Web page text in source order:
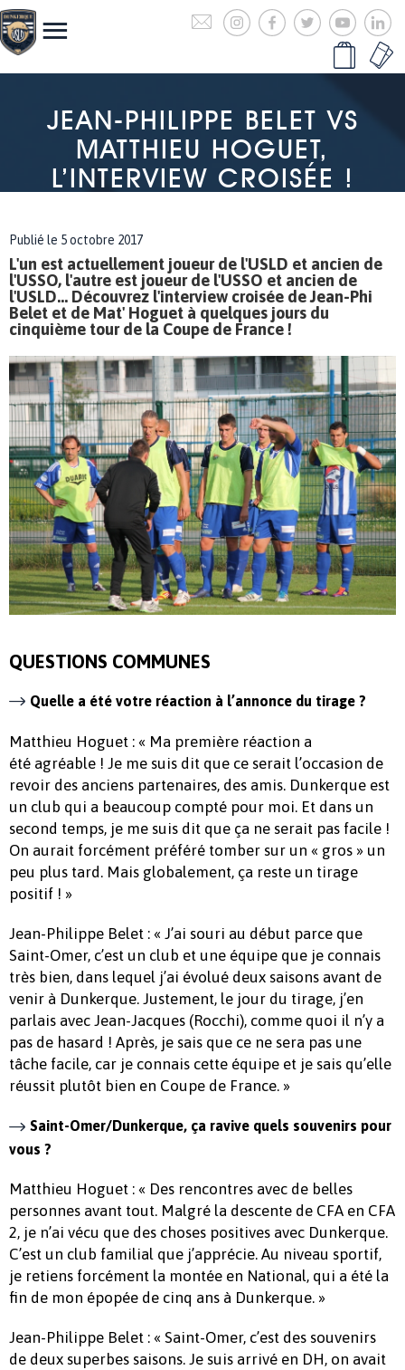
JEAN-PHILIPPE BELET VS
MATTHIEU HOGUET,
L’INTERVIEW CROISÉE !
Publié le 5 octobre 2017
L'un est actuellement joueur de l'USLD et ancien de
l'USSO, l'autre est joueur de l'USSO et ancien de
l'USLD... Découvrez l'interview croisée de Jean-Phi
Belet et de Mat' Hoguet à quelques jours du
cinquième tour de la Coupe de France !
QUESTIONS COMMUNES
Quelle a été votre réaction à l’annonce du tirage ?
Matthieu Hoguet : « Ma première réaction a
été agréable ! Je me suis dit que ce serait l’occasion de
revoir des anciens partenaires, des amis. Dunkerque est
un club qui a beaucoup compté pour moi. Et dans un
second temps, je me suis dit que ça ne serait pas facile !
On aurait forcément préféré tomber sur un « gros » un
peu plus tard. Mais globalement, ça reste un tirage
positif ! »
Jean-Philippe Belet : « J’ai souri au début parce que
Saint-Omer, c’est un club et une équipe que je connais
très bien, dans lequel j’ai évolué deux saisons avant de
venir à Dunkerque. Justement, le jour du tirage, j’en
parlais avec Jean-Jacques (Rocchi), comme quoi il n’y a
pas de hasard ! Après, je sais que ce ne sera pas une
tâche facile, car je connais cette équipe et je sais qu’elle
réussit plutôt bien en Coupe de France. »
Saint-Omer/Dunkerque, ça ravive quels souvenirs pour
vous ?
Matthieu Hoguet : « Des rencontres avec de belles
personnes avant tout. Malgré la descente de CFA en CFA
2, je n’ai vécu que des choses positives avec Dunkerque.
C’est un club familial que j’apprécie. Au niveau sportif,
je retiens forcément la montée en National, qui a été la
fin de mon épopée de cinq ans à Dunkerque. »
Jean-Philippe Belet : « Saint-Omer, c’est des souvenirs
de deux superbes saisons. Je suis arrivé en DH, on avait